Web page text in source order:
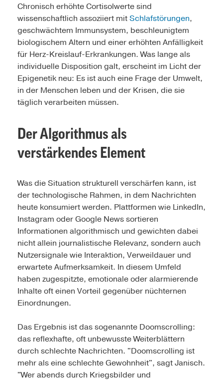
Chronisch erhöhte Cortisolwerte sind
wissenschaftlich assoziiert mitSchlafstörungen,
geschwächtem Immunsystem, beschleunigtem
biologischem Altern und einer erhöhten Anfälligkeit
für Herz-Kreislauf-Erkrankungen. Was lange als
individuelle Disposition galt, erscheint im Licht der
Epigenetik neu: Es ist auch eine Frage der Umwelt,
in der Menschen leben und der Krisen, die sie
täglich verarbeiten müssen.
Der Algorithmus als
verstärkendes Element
Was die Situation strukturell verschärfen kann, ist
der technologische Rahmen, in dem Nachrichten
heute konsumiert werden. Plattformen wie LinkedIn,
Instagram oder Google News sortieren
Informationen algorithmisch und gewichten dabei
nicht allein journalistische Relevanz, sondern auch
Nutzersignale wie Interaktion, Verweildauer und
erwartete Aufmerksamkeit. In diesem Umfeld
haben zugespitzte, emotionale oder alarmierende
Inhalte oft einen Vorteil gegenüber nüchternen
Einordnungen.
Das Ergebnis ist das sogenannte Doomscrolling:
das reflexhafte, oft unbewusste Weiterblättern
durch schlechte Nachrichten. "Doomscrolling ist
mehr als eine schlechte Gewohnheit", sagt Janisch.
"Wer abends durch Kriegsbilder und